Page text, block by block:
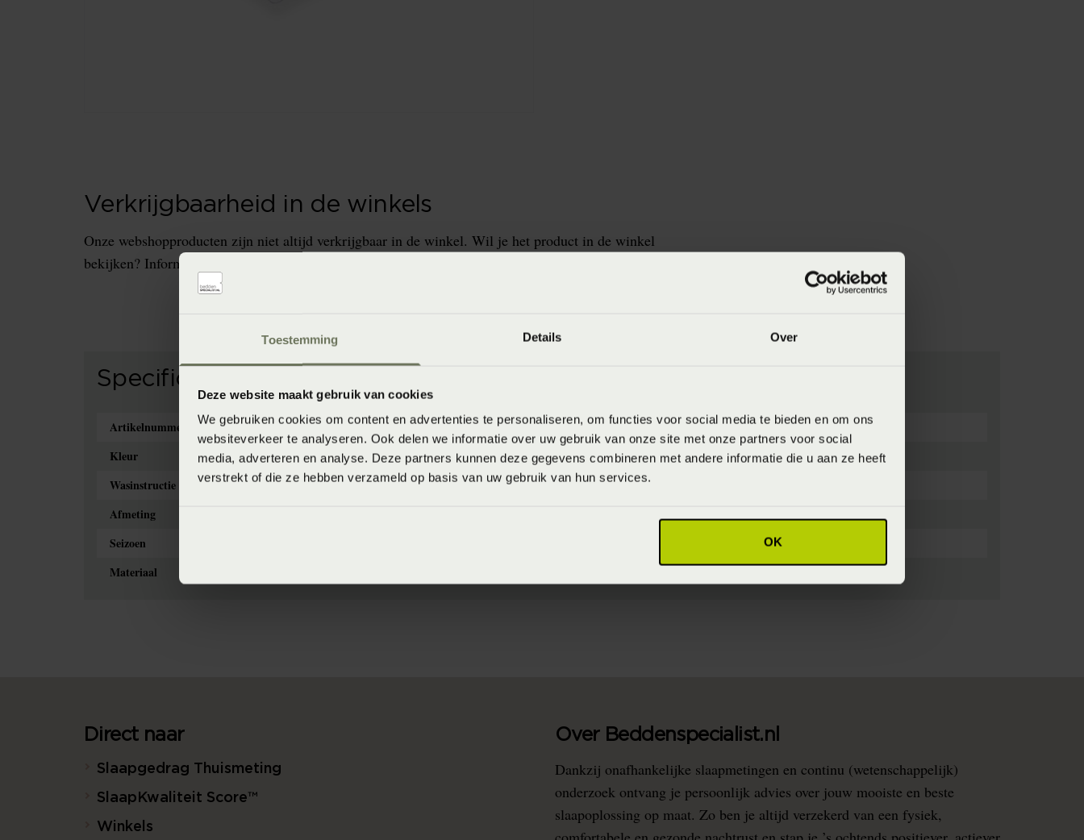
Toestemming Details Over
Deze website maakt gebruik van cookies
We gebruiken cookies om content en advertenties te personaliseren, om functies voor social media te bieden en om ons
websiteverkeer te analyseren. Ook delen we informatie over uw gebruik van onze site met onze partners voor social
media, adverteren en analyse. Deze partners kunnen deze gegevens combineren met andere informatie die u aan ze heeft
verstrekt of die ze hebben verzameld op basis van uw gebruik van hun services.
OK
Verkrijgbaarheid in de winkels
Onze webshopproducten zijn niet altijd verkrijgbaar in de winkel. Wil je het product in de winkel
bekijken? Informeer dan eerst naar de beschikbaarheid.
Specificaties
Artikelnummer 8718471281584
Kleur white (Wit)
Wasinstructie Wasvoorschrift: wassen op 60°C en drogen op lage temperatuur
Afmeting
Seizoen
Materiaal
Direct naar
Slaapgedrag Thuismeting
SlaapKwaliteit Score™
Winkels
Over Beddenspecialist.nl
Dankzij onafhankelijke slaapmetingen en continu (wetenschappelijk)
onderzoek ontvang je persoonlijk advies over jouw mooiste en beste
slaapoplossing op maat. Zo ben je altijd verzekerd van een fysiek,